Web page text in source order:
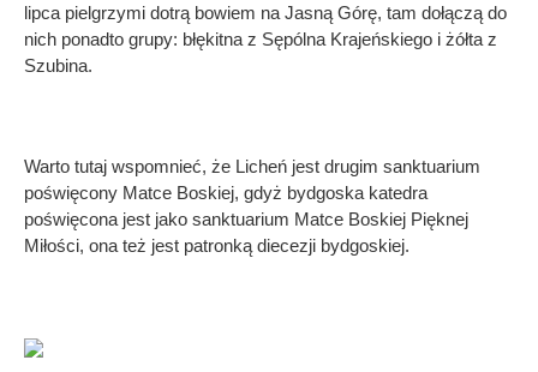
lipca pielgrzymi dotrą bowiem na Jasną Górę, tam dołączą do
nich ponadto grupy: błękitna z Sępólna Krajeńskiego i żółta z
Szubina.
Warto tutaj wspomnieć, że Licheń jest drugim sanktuarium
poświęcony Matce Boskiej, gdyż bydgoska katedra
poświęcona jest jako sanktuarium Matce Boskiej Pięknej
Miłości, ona też jest patronką diecezji bydgoskiej.